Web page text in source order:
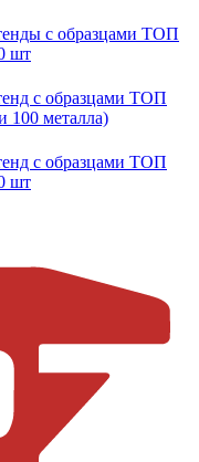
с образцами ТОП
шт
с образцами ТОП
100 металла)
с образцами ТОП
шт